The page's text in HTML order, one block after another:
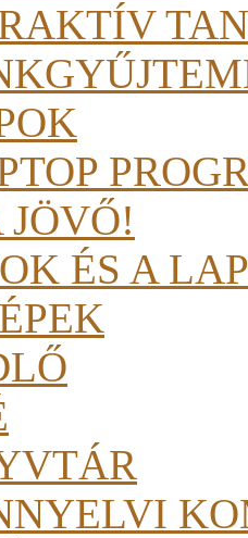
ÉS A